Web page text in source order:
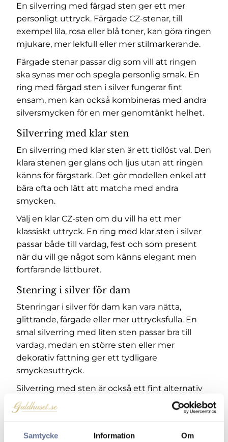
Samtycke Information Om
En silverring med färgad sten ger ett mer
personligt uttryck. Färgade CZ-stenar, till
exempel lila, rosa eller blå toner, kan göra ringen
mjukare, mer lekfull eller mer stilmarkerande.
Färgade stenar passar dig som vill att ringen
ska synas mer och spegla personlig smak. En
ring med färgad sten i silver fungerar fint
ensam, men kan också kombineras med andra
silversmycken för en mer genomtänkt helhet.
Silverring med klar sten
En silverring med klar sten är ett tidlöst val. Den
klara stenen ger glans och ljus utan att ringen
känns för färgstark. Det gör modellen enkel att
bära ofta och lätt att matcha med andra
smycken.
Välj en klar CZ-sten om du vill ha ett mer
klassiskt uttryck. En ring med klar sten i silver
passar både till vardag, fest och som present
när du vill ge något som känns elegant men
fortfarande lättburet.
Stenring i silver för dam
Stenringar i silver för dam kan vara nätta,
glittrande, färgade eller mer uttrycksfulla. En
smal silverring med liten sten passar bra till
vardag, medan en större sten eller mer
dekorativ fattning ger ett tydligare
smyckesuttryck.
Silverring med sten är också ett fint alternativ
när du vill bära flera ringar tillsammans. En
stenring kan fungera som fokuspunkt, medan